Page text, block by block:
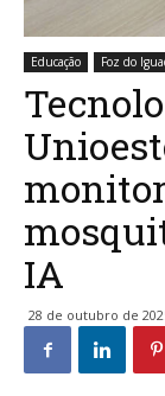
Educação Foz do
IA
28 de outubro de